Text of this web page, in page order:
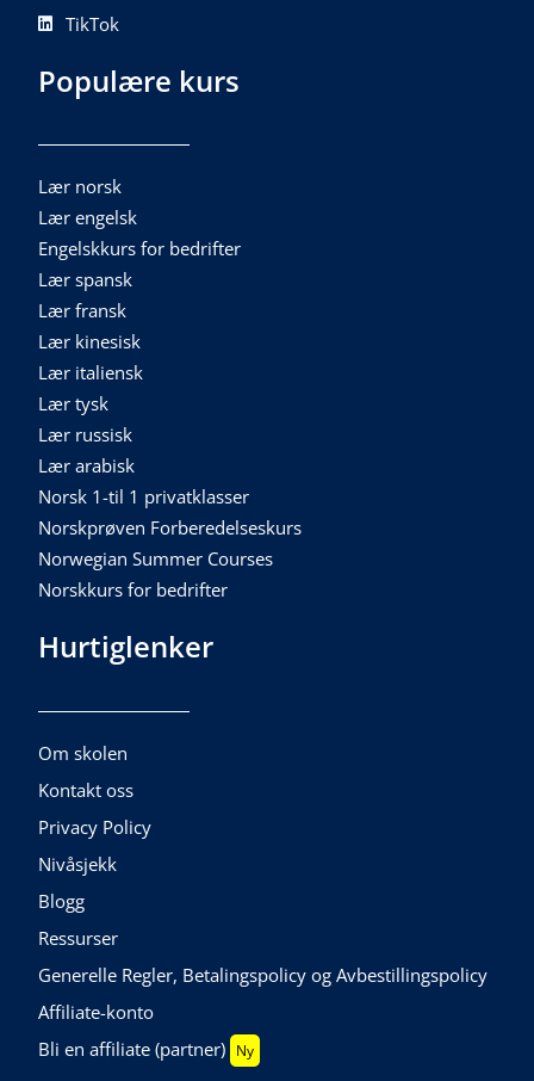
TikTok
Populære kurs
Lær norsk
Lær engelsk
Engelskkurs for bedrifter
Lær spansk
Lær fransk
Lær kinesisk
Lær italiensk
Lær tysk
Lær russisk
Lær arabisk
Norsk 1-til 1 privatklasser
Norskprøven Forberedelseskurs
Norwegian Summer Courses
Norskkurs for bedrifter
Hurtiglenker
Om skolen
Kontakt oss
Privacy Policy
Nivåsjekk
Blogg
Ressurser
Generelle Regler, Betalingspolicy og Avbestillingspolicy
Affiliate-konto
Bli en affiliate (partner) Ny